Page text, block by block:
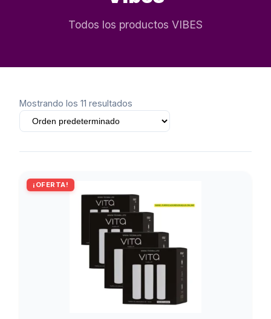
Todos los productos VIBES
Mostrando los 11 resultados
¡OFERTA!